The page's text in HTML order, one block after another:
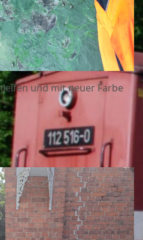
und mit neuer Farbe